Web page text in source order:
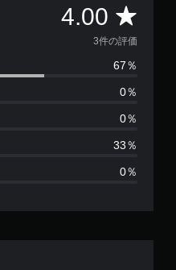
4.00 評
価
数
は
、
3件の評価
67％
0％
0％
33％
0％